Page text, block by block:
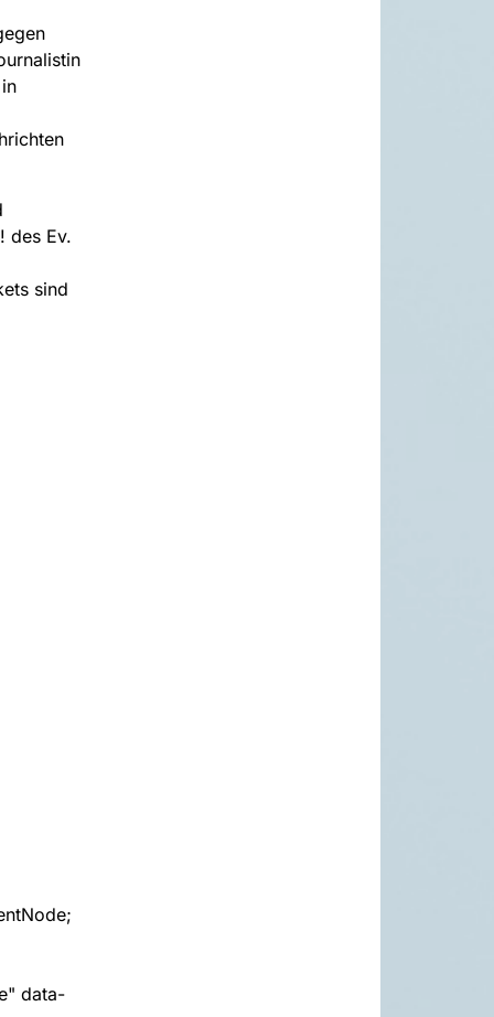
des Ev.
sind
data-